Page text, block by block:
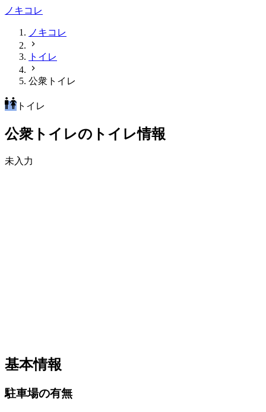
ノキコレ
ノキコレ
トイレ
公衆トイレ
トイレ
公衆トイレのトイレ情報
未入力
基本情報
駐車場の有無